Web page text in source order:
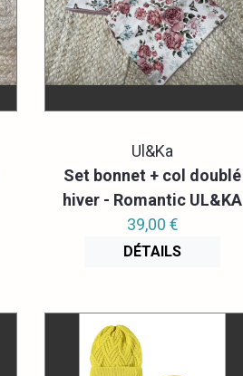
Ul&Ka
Set bonnet + col doublé
hiver - Romantic UL&KA
39,00 €
DÉTAILS